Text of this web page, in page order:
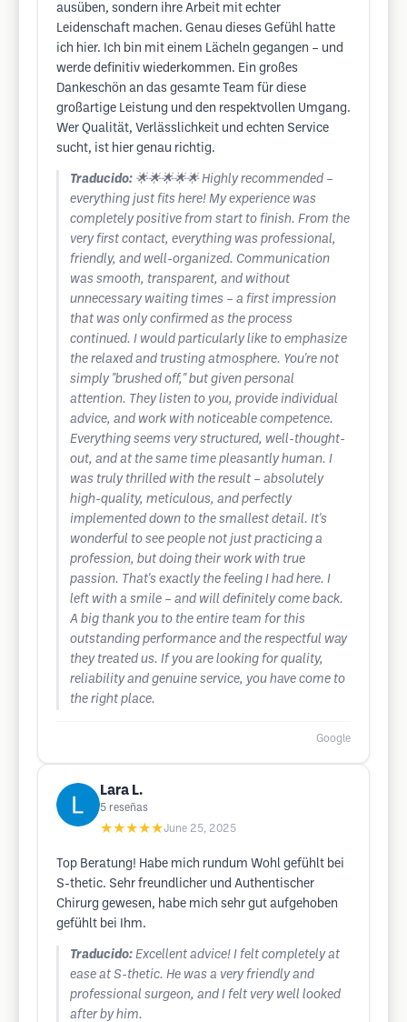
ausüben, sondern ihre Arbeit mit echter
Leidenschaft machen. Genau dieses Gefühl hatte
ich hier. Ich bin mit einem Lächeln gegangen – und
werde definitiv wiederkommen. Ein großes
Dankeschön an das gesamte Team für diese
großartige Leistung und den respektvollen Umgang.
Wer Qualität, Verlässlichkeit und echten Service
sucht, ist hier genau richtig.
Traducido: 🌟🌟🌟🌟🌟 Highly recommended –
everything just fits here! My experience was
completely positive from start to finish. From the
very first contact, everything was professional,
friendly, and well-organized. Communication
was smooth, transparent, and without
unnecessary waiting times – a first impression
that was only confirmed as the process
continued. I would particularly like to emphasize
the relaxed and trusting atmosphere. You're not
simply "brushed off," but given personal
attention. They listen to you, provide individual
advice, and work with noticeable competence.
Everything seems very structured, well-thought-
out, and at the same time pleasantly human. I
was truly thrilled with the result – absolutely
high-quality, meticulous, and perfectly
implemented down to the smallest detail. It's
wonderful to see people not just practicing a
profession, but doing their work with true
passion. That's exactly the feeling I had here. I
left with a smile – and will definitely come back.
A big thank you to the entire team for this
outstanding performance and the respectful way
they treated us. If you are looking for quality,
reliability and genuine service, you have come to
the right place.
Google
Lara L.
5 reseñas
★★★★★June 25, 2025
Top Beratung! Habe mich rundum Wohl gefühlt bei
S-thetic. Sehr freundlicher und Authentischer
Chirurg gewesen, habe mich sehr gut aufgehoben
gefühlt bei Ihm.
Traducido: Excellent advice! I felt completely at
ease at S-thetic. He was a very friendly and
professional surgeon, and I felt very well looked
after by him.